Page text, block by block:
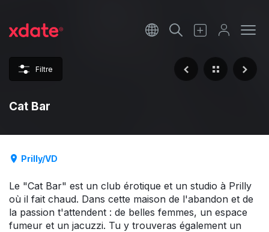
Filtre
Cat Bar
Prilly/VD
Le "Cat Bar" est un club érotique et un studio à Prilly
où il fait chaud. Dans cette maison de l'abandon et de
la passion t'attendent : de belles femmes, un espace
fumeur et un jacuzzi. Tu y trouveras également un